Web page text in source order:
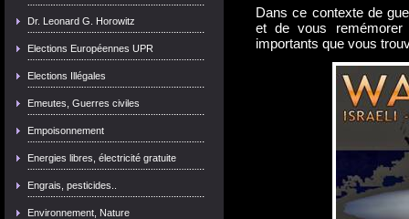
Dr. Leonard G. Horowitz
Elections Européennes UPR
Elections Illégales
Emeutes, Guerres civiles
Empoisonnement
Energies libres, électricité gratuite
Engrais, pesticides..
Environnement, Nature
Dans ce contexte de
et de vous remémorer
importants que vous